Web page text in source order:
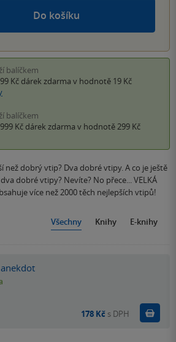
Do košíku
balíčkem
Kč dárek zdarma v hodnotě 19 Kč
balíčkem
Kč dárek zdarma v hodnotě 299 Kč
než dobrý vtip? Dva dobré vtipy. A co je ještě
dobré vtipy? Nevíte? No přece... VELKÁ
více než 2000 těch nejlepších vtipů!
Všechny Knihy E-knihy
178 Kč s DPH